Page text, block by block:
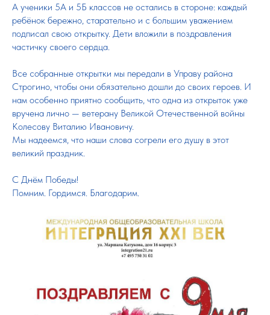
А ученики 5А и 5Б классов не остались в стороне: каждый
ребёнок бережно, старательно и с большим уважением
подписал свою открытку. Дети вложили в поздравления
частичку своего сердца.
Все собранные открытки мы передали в Управу района
Строгино, чтобы они обязательно дошли до своих героев. И
нам особенно приятно сообщить, что одна из открыток уже
вручена лично — ветерану Великой Отечественной войны
Колесову Виталию Ивановичу.
Мы надеемся, что наши слова согрели его душу в этот
великий праздник.
С Днём Победы!
Помним. Гордимся. Благодарим.